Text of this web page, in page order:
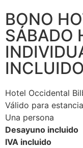
BONO
SÁBADO
INCLUIDO
Hotel Occidental
Válido para
Una persona
Desayuno incluido
IVA incluido